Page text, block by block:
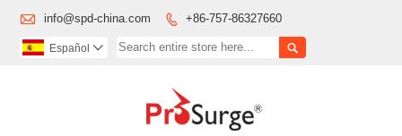
 info@spd-china.com  +86-757-86327660

Español 